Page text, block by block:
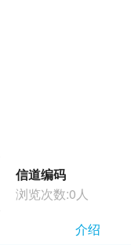
信道编码
浏览次数:0人
介绍